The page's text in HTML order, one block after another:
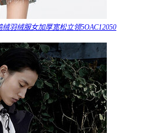
羽绒服女加厚宽松立领5OAC12050